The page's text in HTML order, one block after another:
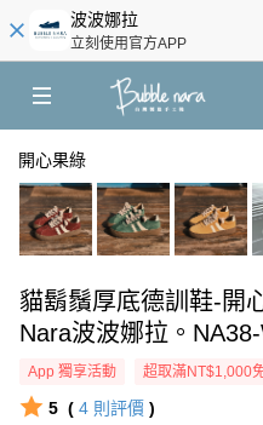
波波娜拉
立刻使用官方APP
開心果綠
貓鬍鬚厚底德訓鞋-開
Nara波波娜拉。
App 獨享活動 超取滿NT$1,000
5 ( 4 則評價 )